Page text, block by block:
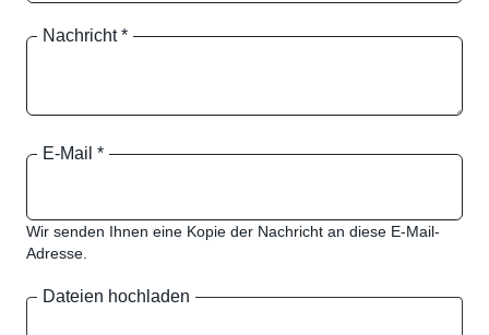
Nachricht*
E-Mail *
Wir senden Ihnen eine Kopie der Nachricht an diese E-Mail-
Adresse.
Dateien hochladen